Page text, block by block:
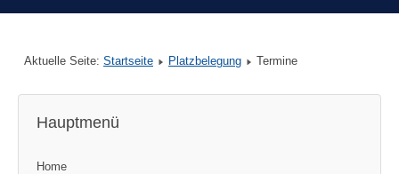
Aktuelle Seite: Startseite Platzbelegung Termine
Hauptmenü
Home